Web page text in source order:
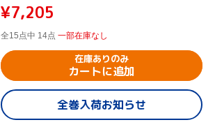
¥7,205
全15点中 14点 一部在庫なし
在庫ありのみ
カートに追加
全巻入荷お知らせ